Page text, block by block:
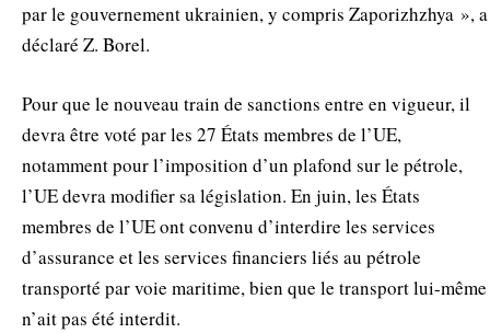
par le gouvernement ukrainien, y compris Zaporizhzhya », a
déclaré Z. Borel.
Pour que le nouveau train de sanctions entre en vigueur, il
devra être voté par les 27 États membres de l’UE,
notamment pour l’imposition d’un plafond sur le pétrole,
l’UE devra modifier sa législation. En juin, les États
membres de l’UE ont convenu d’interdire les services
d’assurance et les services financiers liés au pétrole
transporté par voie maritime, bien que le transport lui-même
n’ait pas été interdit.